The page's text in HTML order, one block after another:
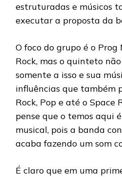
estruturadas e músicos
executar a proposta da
O foco do grupo é o Prog
Rock, mas o quinteto
somente a isso e sua
influências que também
Rock, Pop e até o Space
pense que o temos aqui
musical, pois a banda
acaba fazendo um som
É claro que em uma